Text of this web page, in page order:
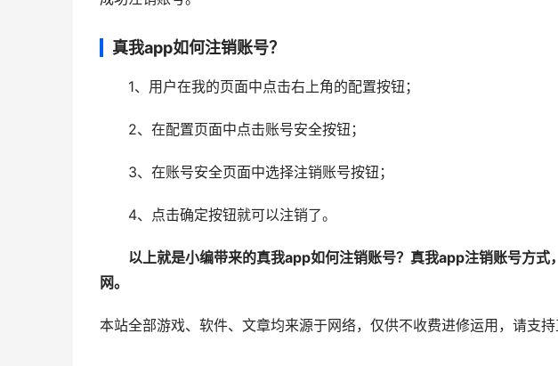
真我app如何注销账号？
1、用户在我的页面中点击右上角的配置按钮；
2、在配置页面中点击账号安全按钮；
3、在账号安全页面中选择注销账号按钮；
4、点击确定按钮就可以注销了。
以上就是小编带来的真我app如何注销账号？真我app注销账号方式
网。
本站全部游戏、软件、文章均来源于网络，仅供不收费进修运用，请支持